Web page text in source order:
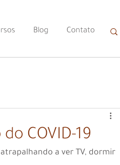
Blog Contato
COVID-19
a ver TV, dormir